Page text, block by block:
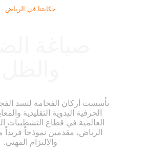
حكايتنا في الرياض
تأسست أركان الفخامة لتسد
الحرفية اليدوية التقليدية
العالمية في قطاع التشطيبات
الرياض، مقدمين نموذجاً فريداً
والالتزام المهني.